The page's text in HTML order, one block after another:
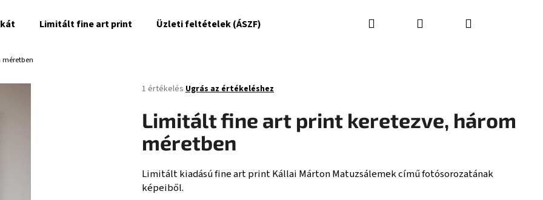
Limitált fine art print Üzleti feltételek (ÁSZF) Adatkezelési tájékoztató
Keresés Bejelentkezés
Kosár
A
átlagos
értékelése
ből
csillag.
1 értékelés Ugrás az értékeléshez
Limitált fine art print keretezve, három
méretben
Limitált kiadású fine art print Kállai Márton Matuzsálemek című fotósorozatának
képeiből.
KERESÉS